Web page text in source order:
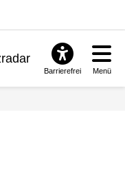
Barrierefrei Menü